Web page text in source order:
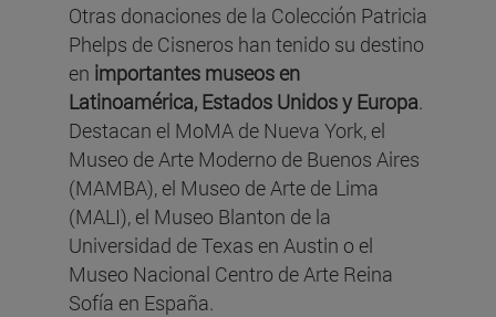
Otras donaciones de la Colección Patricia
Phelps de Cisneros han tenido su destino
en importantes museos en
Latinoamérica, Estados Unidos y Europa.
Destacan el MoMA de Nueva York, el
Museo de Arte Moderno de Buenos Aires
(MAMBA), el Museo de Arte de Lima
(MALI), el Museo Blanton de la
Universidad de Texas en Austin o el
Museo Nacional Centro de Arte Reina
Sofía en España.